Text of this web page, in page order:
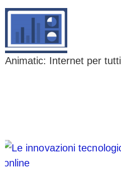
Animatic: Internet per tutti